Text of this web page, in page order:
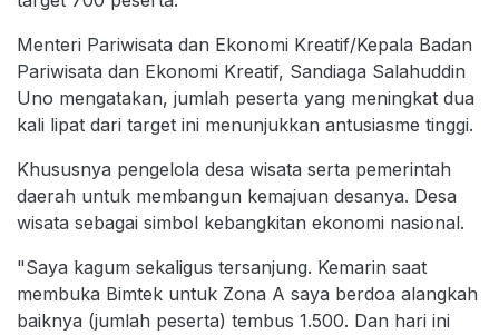
Menteri Pariwisata dan Ekonomi Kreatif/Kepala Badan
Pariwisata dan Ekonomi Kreatif, Sandiaga Salahuddin
Uno mengatakan, jumlah peserta yang meningkat dua
kali lipat dari target ini menunjukkan antusiasme tinggi.
Khususnya pengelola desa wisata serta pemerintah
daerah untuk membangun kemajuan desanya. Desa
wisata sebagai simbol kebangkitan ekonomi nasional.
"Saya kagum sekaligus tersanjung. Kemarin saat
membuka Bimtek untuk Zona A saya berdoa alangkah
baiknya (jumlah peserta) tembus 1.500. Dan hari ini